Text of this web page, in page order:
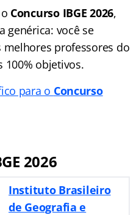
Concurso IBGE 2026,
genérica: você se
professores do
100% objetivos.
para o Concurso
2026
Instituto Brasileiro
de Geografia e